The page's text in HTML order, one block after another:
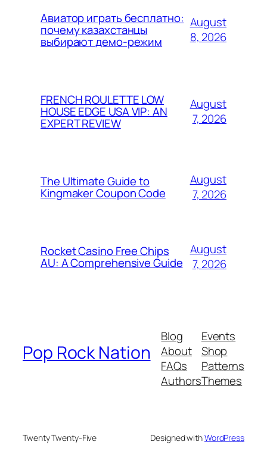
Авиатор играть бесплатно:
почему казахстанцы
выбирают демо-режим
August
8, 2026
FRENCH ROULETTE LOW
HOUSE EDGE USA VIP: AN
EXPERT REVIEW
August
7, 2026
The Ultimate Guide to
Kingmaker Coupon Code
August
7, 2026
Rocket Casino Free Chips
AU: A Comprehensive Guide
August
7, 2026
Pop Rock Nation
Blog
About
FAQs
Authors
Events
Shop
Patterns
Themes
Twenty Twenty-Five Designed withWordPress